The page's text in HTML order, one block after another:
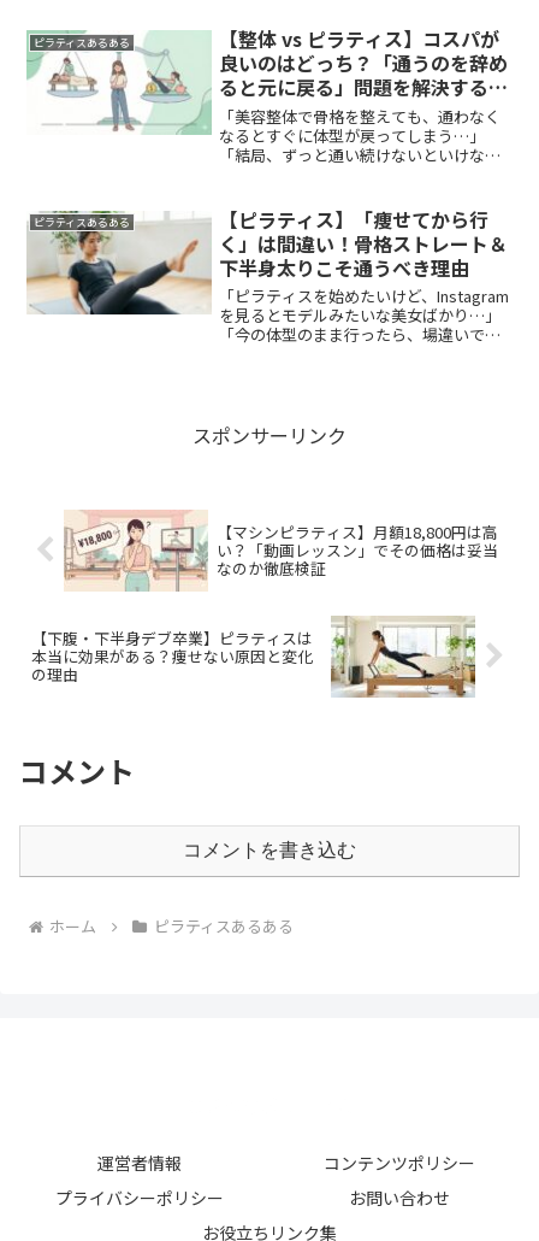
ドルになって申し込みを躊躇していませ
んか？今回は、実際にスタ...
ピラティスあるある
【整体 vs ピラティス】コスパが
良いのはどっち？「通うのを辞め
ると元に戻る」問題を解決する方
法
「美容整体で骨格を整えても、通わなく
なるとすぐに体型が戻ってしまう…」
「結局、ずっと通い続けないといけない
体」か「自力で行うピラティス」かで迷
う方は非常に多いです。今回は...
ピラティスあるある
【ピラティス】「痩せてから行
く」は間違い！骨格ストレート＆
下半身太りこそ通うべき理由
「ピラティスを始めたいけど、Instagram
を見るとモデルみたいな美女ばかり…」
「今の体型のまま行ったら、場違いで恥
スポンサーリンク
【マシンピラティス】月額18,800円は高
い？「動画レッスン」でその価格は妥当
なのか徹底検証
【下腹・下半身デブ卒業】ピラティスは
本当に効果がある？痩せない原因と変化
の理由
コメント
コメントを書き込む
ホーム ピラティスあるある
運営者情報
コンテンツポリシー
プライバシーポリシー
お問い合わせ
お役立ちリンク集